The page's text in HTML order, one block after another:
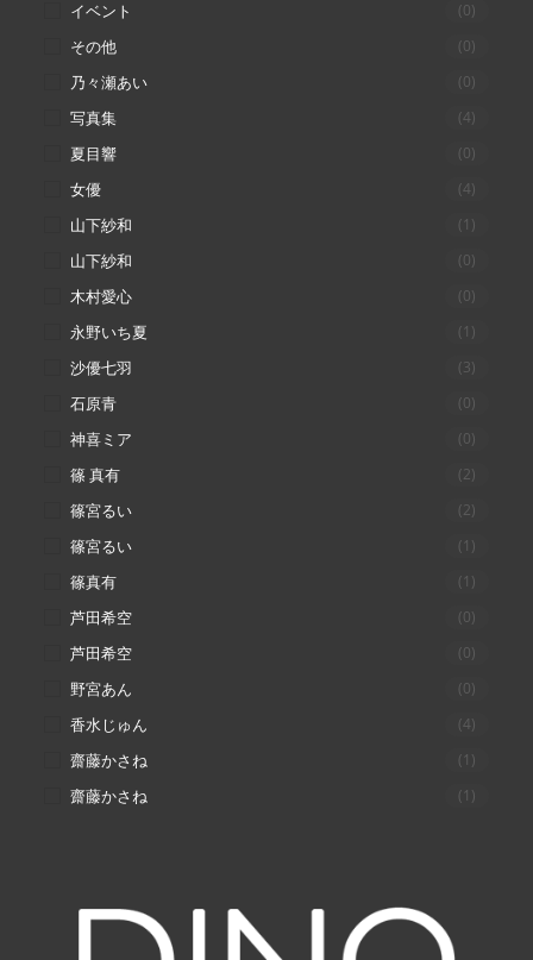
イベント (0)
その他 (0)
乃々瀬あい (0)
写真集 (4)
夏目響 (0)
女優 (4)
山下紗和 (1)
山下紗和 (0)
木村愛心 (0)
永野いち夏 (1)
沙優七羽 (3)
石原青 (0)
神喜ミア (0)
篠 真有 (2)
篠宮るい (2)
篠宮るい (1)
篠真有 (1)
芦田希空 (0)
芦田希空 (0)
野宮あん (0)
香水じゅん (4)
齋藤かさね (1)
齋藤かさね (1)